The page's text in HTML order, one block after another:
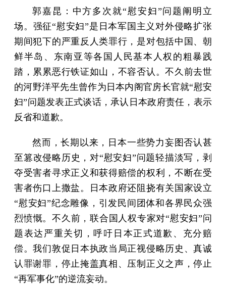
郭嘉昆：中方多次就“慰安妇”问题阐明立
场。强征“慰安妇”是日本军国主义对外侵略扩张
期间犯下的严重反人类罪行，是对包括中国、朝
鲜半岛、东南亚等各国人民基本人权的粗暴践
踏，累累恶行铁证如山，不容否认。不久前去世
的河野洋平先生曾作为日本内阁官房长官就“慰安
妇”问题发表正式谈话，承认日本政府责任，表示
反省和道歉。
然而，长期以来，日本一些势力妄图否认甚
至篡改侵略历史，对“慰安妇”问题轻描淡写，剥
夺受害者寻求正义和获得赔偿的权利，不断在受
害者伤口上撒盐。日本政府还阻挠有关国家设立
“慰安妇”纪念雕像，引发民间团体和各界民众强
烈愤慨。不久前，联合国人权专家对“慰安妇”问
题表达严重关切，呼吁日本正式道歉、充分赔
偿。我们敦促日本执政当局正视侵略历史、真诚
认罪谢罪，停止掩盖真相、压制正义之声，停止
“再军事化”的逆流妄动。